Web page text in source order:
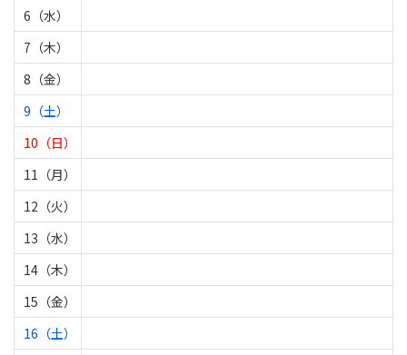
6（水）
7（木）
8（金）
9（土）
10（日）
11（月）
12（火）
13（水）
14（木）
15（金）
16（土）